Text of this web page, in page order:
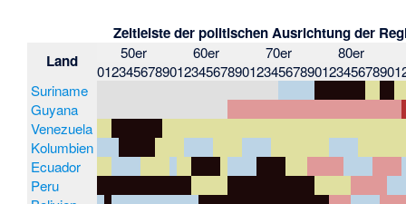
Zeitleiste der politischen Ausrichtung der
Land
50er 60er 70er
80er
012345678901234567890123456789012345678901
Suriname
Guyana
Venezuela
Kolumbien
Ecuador
Peru